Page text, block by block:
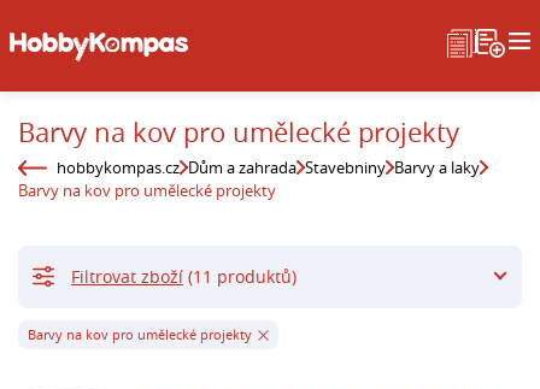
Barvy na kov pro umělecké projekty
hobbykompas.cz Dům a zahrada Stavebniny Barvy a laky
Barvy na kov pro umělecké projekty
Filtrovat zboží (11 produktů)
Barvy na kov pro umělecké projekty